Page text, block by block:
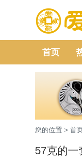
首页
您的位置 > 首
57克的